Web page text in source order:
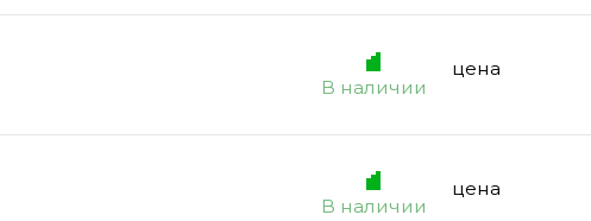
В наличии
цена
В наличии
цена